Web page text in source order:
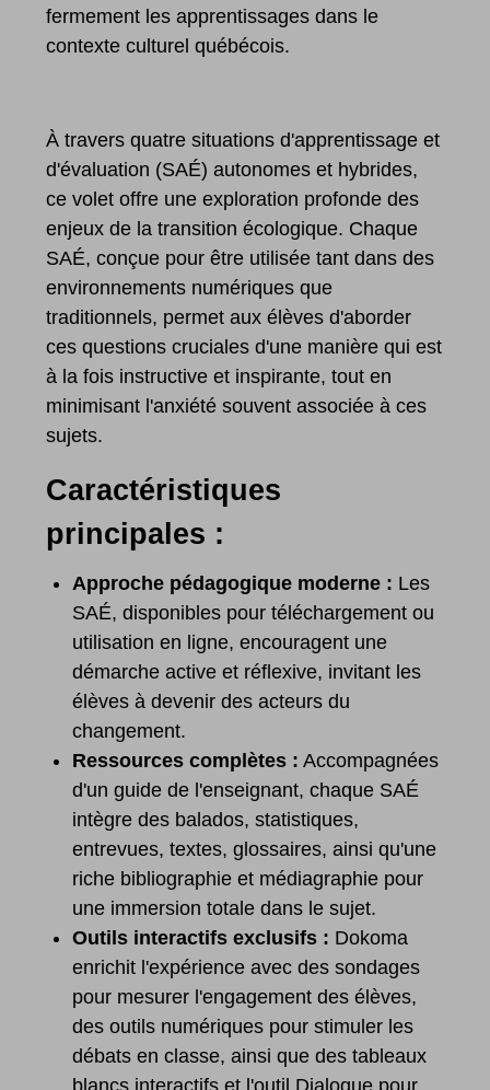
fermement les apprentissages dans le
contexte culturel québécois.
À travers quatre situations d'apprentissage et
d'évaluation (SAÉ) autonomes et hybrides,
ce volet offre une exploration profonde des
enjeux de la transition écologique. Chaque
SAÉ, conçue pour être utilisée tant dans des
environnements numériques que
traditionnels, permet aux élèves d'aborder
ces questions cruciales d'une manière qui est
à la fois instructive et inspirante, tout en
minimisant l'anxiété souvent associée à ces
sujets.
Caractéristiques
principales :
Approche pédagogique moderne : Les
SAÉ, disponibles pour téléchargement ou
utilisation en ligne, encouragent une
démarche active et réflexive, invitant les
élèves à devenir des acteurs du
changement.
Ressources complètes : Accompagnées
d'un guide de l'enseignant, chaque SAÉ
intègre des balados, statistiques,
entrevues, textes, glossaires, ainsi qu'une
riche bibliographie et médiagraphie pour
une immersion totale dans le sujet.
Outils interactifs exclusifs : Dokoma
enrichit l'expérience avec des sondages
pour mesurer l'engagement des élèves,
des outils numériques pour stimuler les
débats en classe, ainsi que des tableaux